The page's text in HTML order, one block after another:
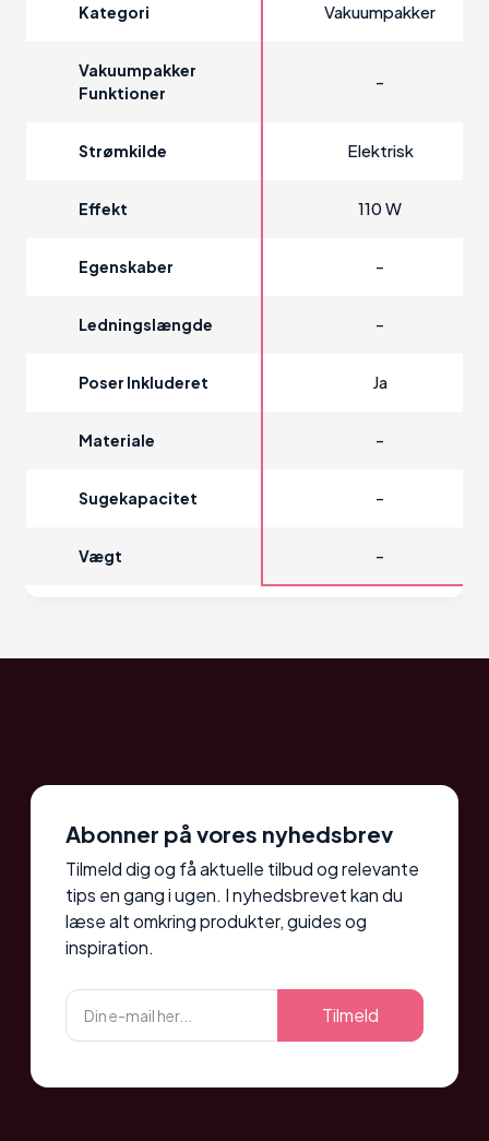
Kategori Vakuumpakker
Vakuumpakker
Funktioner
-
Strømkilde Elektrisk
Effekt 110 W
Egenskaber -
Ledningslængde -
Poser Inkluderet Ja
Materiale -
Sugekapacitet -
Vægt -
Abonner på vores nyhedsbrev
Tilmeld dig og få aktuelle tilbud og relevante
tips en gang i ugen. I nyhedsbrevet kan du
læse alt omkring produkter, guides og
inspiration.
Tilmeld